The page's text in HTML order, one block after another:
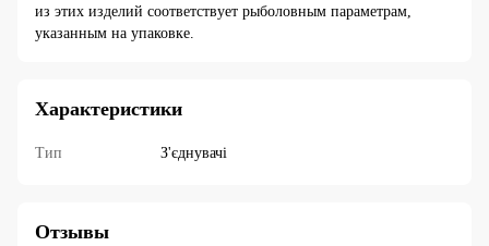
из этих изделий соответствует рыболовным параметрам,
указанным на упаковке.
Характеристики
Тип З'єднувачі
Отзывы